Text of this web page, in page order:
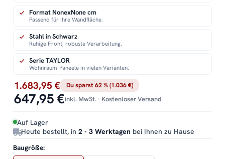
1.683,95 € Du sparst 62 % (1.036 €)
647,95 €inkl. MwSt. · Kostenloser Versand
Auf Lager
Heute bestellt, in 2 - 3 Werktagen bei Ihnen zu Hause
Format NonexNone cm
Passend für Ihre Wandfläche.
Stahl in Schwarz
Ruhige Front, robuste Verarbeitung.
Serie TAYLOR
Wohnraum-Paneele in vielen Varianten.
Baugröße: